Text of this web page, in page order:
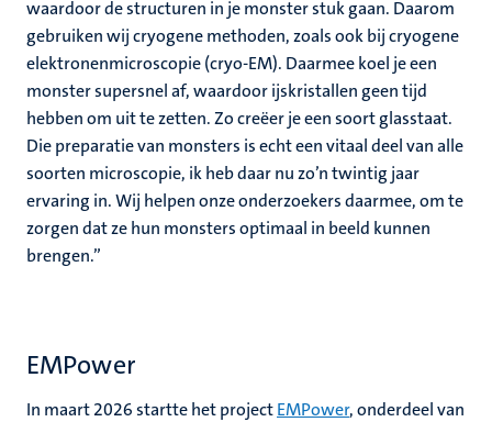
waardoor de structuren in je monster stuk gaan. Daarom
gebruiken wij cryogene methoden, zoals ook bij cryogene
elektronenmicroscopie (cryo-EM). Daarmee koel je een
monster supersnel af, waardoor ijskristallen geen tijd
hebben om uit te zetten. Zo creëer je een soort glasstaat.
Die preparatie van monsters is echt een vitaal deel van alle
soorten microscopie, ik heb daar nu zo’n twintig jaar
ervaring in. Wij helpen onze onderzoekers daarmee, om te
zorgen dat ze hun monsters optimaal in beeld kunnen
brengen.”
EMPower
In maart 2026 startte het projectEMPower, onderdeel van